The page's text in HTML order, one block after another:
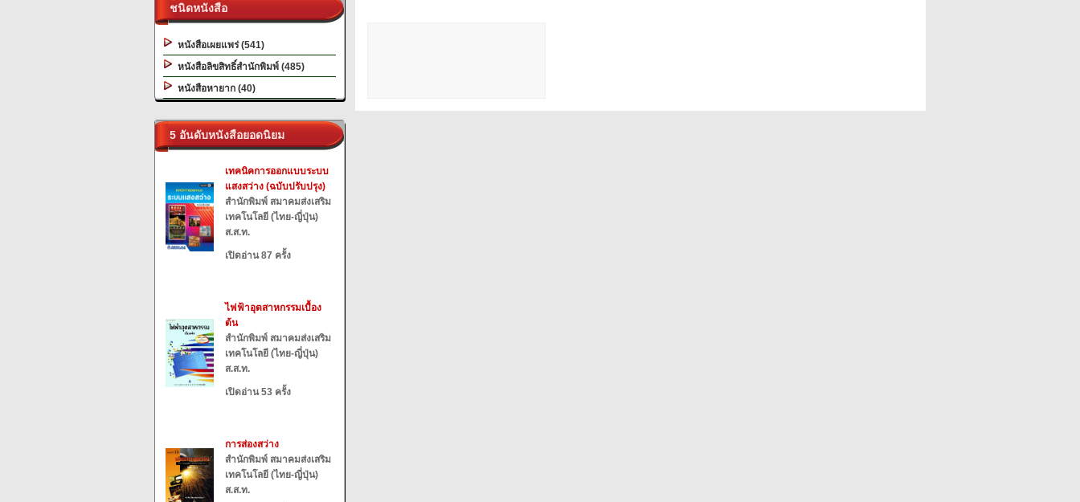
ชนิดหนังสือ
หนังสือเผยแพร่ (541)
หนังสือลิขสิทธิ์สำนักพิมพ์ (485)
หนังสือหายาก (40)
5 อันดับหนังสือยอดนิยม
เทคนิคการออกแบบระบบ
แสงสว่าง (ฉบับปรับปรุง)
สำนักพิมพ์ สมาคมส่งเสริม
เทคโนโลยี (ไทย-ญี่ปุ่น)
ส.ส.ท.
เปิดอ่าน 87 ครั้ง
ไฟฟ้าอุตสาหกรรมเบื้อง
ต้น
สำนักพิมพ์ สมาคมส่งเสริม
เทคโนโลยี (ไทย-ญี่ปุ่น)
ส.ส.ท.
เปิดอ่าน 53 ครั้ง
การส่องสว่าง
สำนักพิมพ์ สมาคมส่งเสริม
เทคโนโลยี (ไทย-ญี่ปุ่น)
ส.ส.ท.